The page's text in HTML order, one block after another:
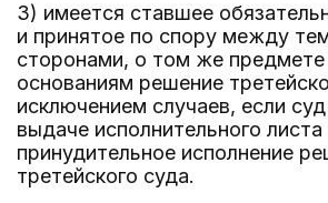
3) имеется ставшее
и принятое по спору между
сторонами, о том же
основаниям решение
исключением случаев, если
выдаче исполнительного листа
принудительное исполнение
третейского суда.